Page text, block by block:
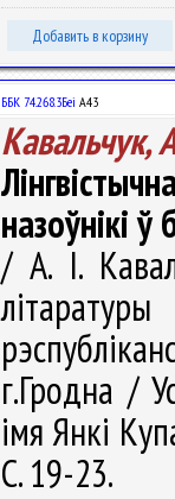
Добавить в корзину
ББК 74.268.3Беі А43
Кавальчук,
назоўнікі
/ А. І.
г.Гродна /
імя Янкі
С. 19-23.